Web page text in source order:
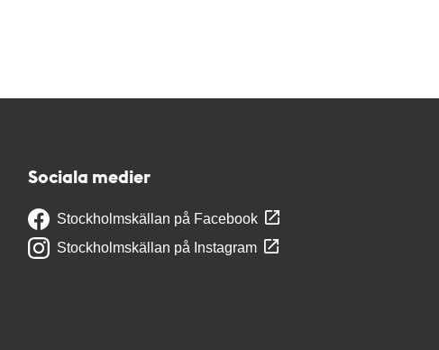
Sociala medier
Stockholmskällan på Facebook
Stockholmskällan på Instagram